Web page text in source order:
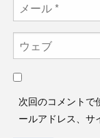
次回のコメントで
ールアドレス、サ